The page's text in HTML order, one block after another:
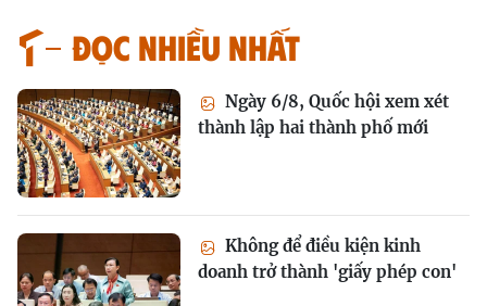
Đọc nhiều nhất
Ngày 6/8, Quốc hội xem xét
thành lập hai thành phố mới
Không để điều kiện kinh
doanh trở thành 'giấy phép con'